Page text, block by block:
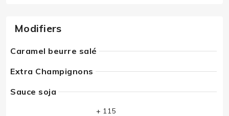
Modifiers
Caramel beurre salé
Extra Champignons
Sauce soja
+ 115